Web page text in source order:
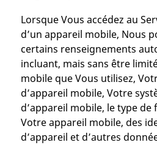
Lorsque Vous accédez au
d’un appareil mobile, Nous
certains renseignements
incluant, mais sans être
mobile que Vous utilisez,
d’appareil mobile, Votre
d’appareil mobile, le type
Votre appareil mobile, des
d’appareil et d’autres